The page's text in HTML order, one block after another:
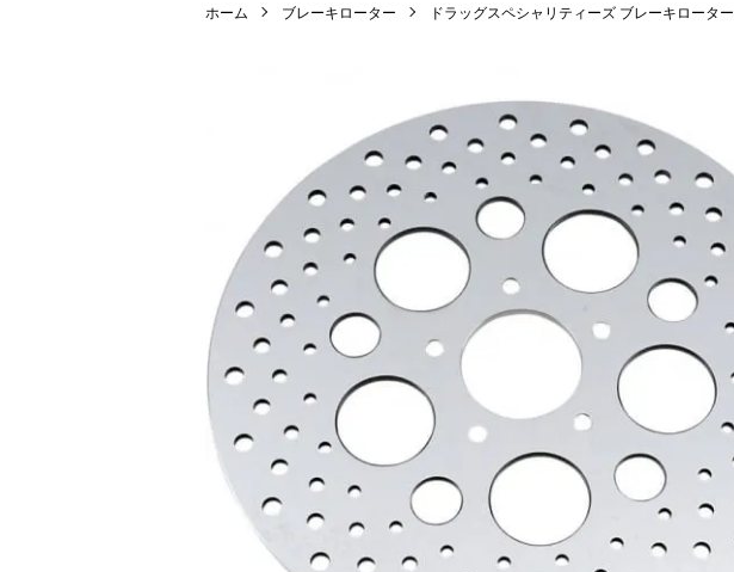
ホーム ブレーキローター ドラッグスペシャリティーズ ブレーキローター